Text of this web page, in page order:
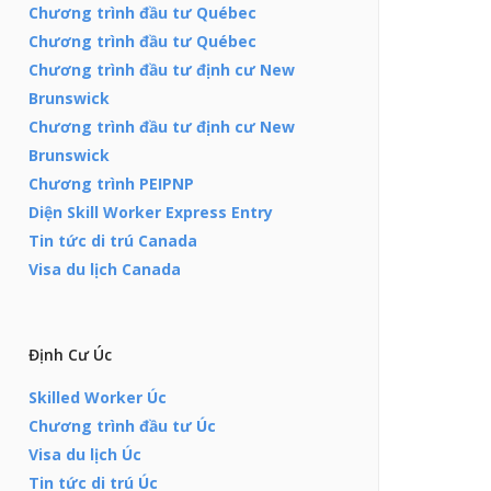
Chương trình đầu tư Québec
Chương trình đầu tư Québec
Chương trình đầu tư định cư New
Brunswick
Chương trình đầu tư định cư New
Brunswick
Chương trình PEIPNP
Diện Skill Worker Express Entry
Tin tức di trú Canada
Visa du lịch Canada
Định Cư Úc
Skilled Worker Úc
Chương trình đầu tư Úc
Visa du lịch Úc
Tin tức di trú Úc